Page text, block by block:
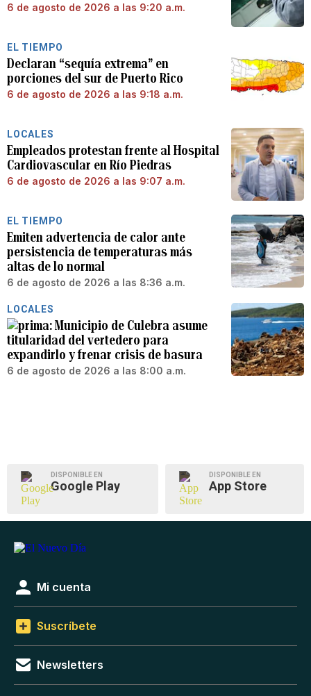
6 de agosto de 2026 a las 9:20 a.m.
EL TIEMPO
Declaran “sequía extrema” en
porciones del sur de Puerto Rico
6 de agosto de 2026 a las 9:18 a.m.
LOCALES
Empleados protestan frente al Hospital
Cardiovascular en Río Piedras
6 de agosto de 2026 a las 9:07 a.m.
EL TIEMPO
Emiten advertencia de calor ante
persistencia de temperaturas más
altas de lo normal
6 de agosto de 2026 a las 8:36 a.m.
LOCALES
Municipio de Culebra asume
titularidad del vertedero para
expandirlo y frenar crisis de basura
6 de agosto de 2026 a las 8:00 a.m.
DISPONIBLE EN
Google Play
DISPONIBLE EN
App Store
Mi cuenta
Suscríbete
Newsletters